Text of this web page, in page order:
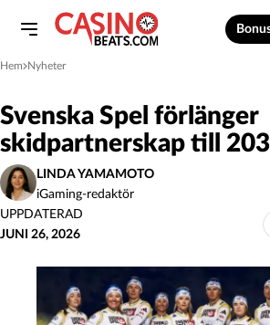
Hem»Nyheter
Svenska Spel förlänger
skidpartnerskap till
LINDA YAMAMOTO
iGaming-redaktör
UPPDATERAD
JUNI 26, 2026